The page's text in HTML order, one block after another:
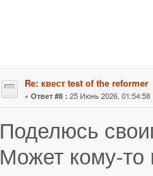
Re: квест test of the reformer
« Ответ #8 : 25 Июнь 2026, 01:54:58
Поделюсь
Может кому-